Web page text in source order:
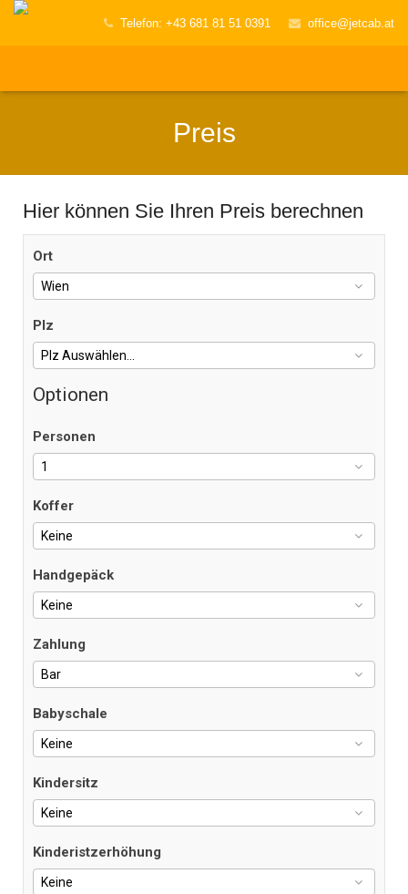
Telefon: +43 681 81 51 0391 office@jetcab.at
Preis
Hier können Sie Ihren Preis berechnen
Ort
Plz
Optionen
Personen
Koffer
Handgepäck
Zahlung
Babyschale
Kindersitz
Kinderistzerhöhung